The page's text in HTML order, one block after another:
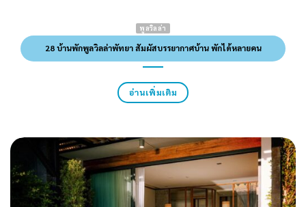
พูลวิลล่า
28 บ้านพักพูลวิลล่าพัทยา สัมผัสบรรยากาศบ้าน พักได้หลายคน
อ่านเพิ่มเติม